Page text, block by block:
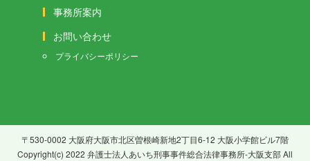
事務所案内
お問い合わせ
プライバシーポリシー
〒530-0002 大阪府大阪市北区曽根崎新地2丁目6-12 大阪小学館ビル7階
Copyright(c) 2022 弁護士法人あいち刑事事件総合法律事務所-大阪支部 All